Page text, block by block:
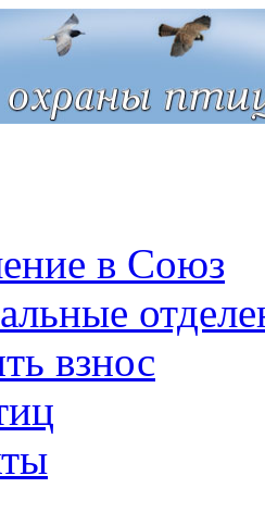
в Союз
взнос